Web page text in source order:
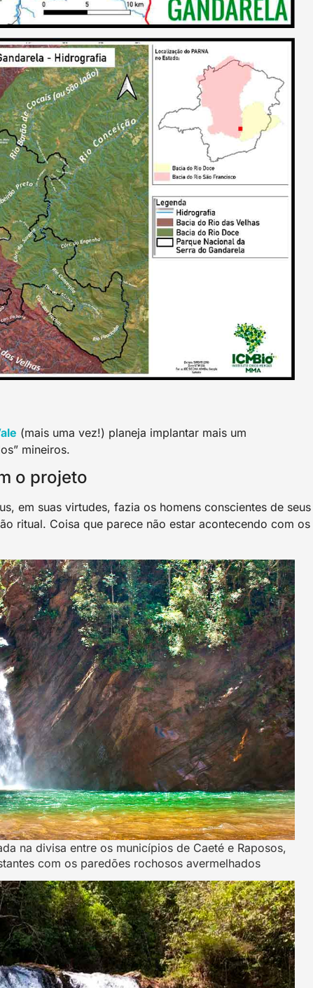
e (mais uma vez!) planeja implantar mais um
mineiros.
o projeto
em suas virtudes, fazia os homens conscientes de seus
ritual. Coisa que parece não estar acontecendo com os
na divisa entre os municípios de Caeté e Raposos,
com os paredões rochosos avermelhados